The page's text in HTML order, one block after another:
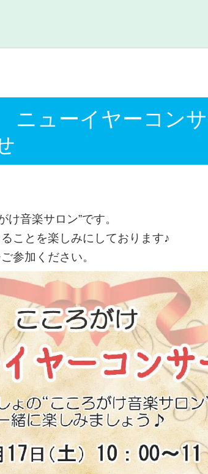
ニューイヤーコンサ
け音楽サロン”です。
ことを楽しみにしております♪
参加ください。